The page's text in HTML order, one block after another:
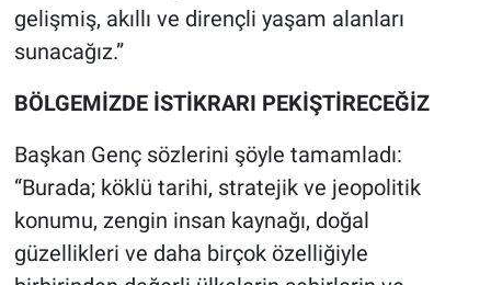
gelişmiş, akıllı ve dirençli yaşam alanları
sunacağız.”
BÖLGEMİZDE İSTİKRARI PEKİŞTİRECEĞİZ
Başkan Genç sözlerini şöyle tamamladı:
“Burada; köklü tarihi, stratejik ve jeopolitik
konumu, zengin insan kaynağı, doğal
güzellikleri ve daha birçok özelliğiyle